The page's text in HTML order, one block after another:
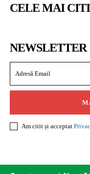
CELE MAI
NEWSLETTER
Am citit și acceptat